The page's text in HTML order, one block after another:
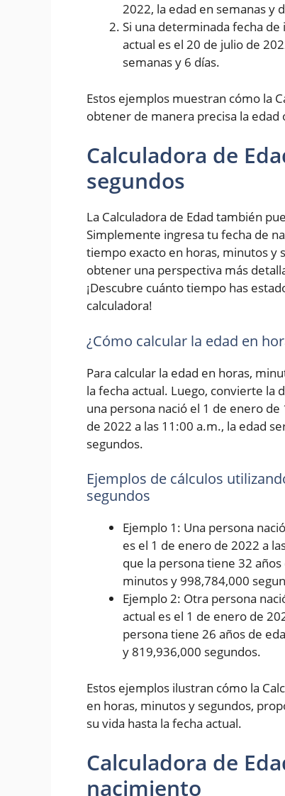
2022, la edad en semanas y
Si una determinada fecha
actual es el 20 de julio de
semanas y 6 días.
Estos ejemplos muestran cómo la
obtener de manera precisa la
Calculadora de
segundos
La Calculadora de Edad también
Simplemente ingresa tu fecha de
tiempo exacto en horas, minutos y
obtener una perspectiva más
¡Descubre cuánto tiempo has
calculadora!
¿Cómo calcular la edad en
Para calcular la edad en horas,
la fecha actual. Luego, convierte la
una persona nació el 1 de enero
de 2022 a las 11:00 a.m., la edad
segundos.
Ejemplos de cálculos
segundos
Ejemplo 1: Una persona
es el 1 de enero de 2022 a
que la persona tiene 32
minutos y 998,784,000
Ejemplo 2: Otra persona
actual es el 1 de enero de
persona tiene 26 años de
y 819,936,000 segundos.
Estos ejemplos ilustran cómo la
en horas, minutos y segundos,
su vida hasta la fecha actual.
Calculadora de
nacimiento